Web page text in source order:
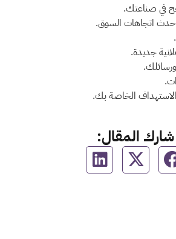
في صناعتك.
اتجاهات السوق.
جديدة.
الاستهداف الخاصة بك.
شارك المقال: